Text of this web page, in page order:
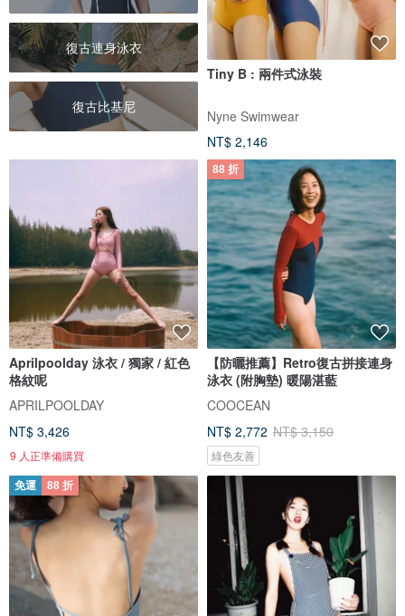
復古連身泳衣
復古比基尼
Tiny B : 兩件式泳裝
Nyne Swimwear
NT$ 2,146
Aprilpoolday 泳衣 / 獨家 / 紅色
格紋呢
APRILPOOLDAY
NT$ 3,426
9 人正準備購買
88 折
【防曬推薦】Retro復古拼接連身
泳衣 (附胸墊) 暖陽湛藍
COOCEAN
NT$ 2,772 NT$ 3,150
綠色友善
免運 88 折